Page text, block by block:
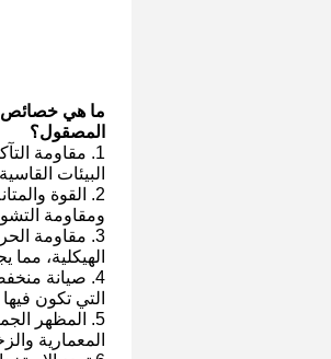
المصقول؟
1. مقاومة
البيئات
2. القوة
ومقاومة
3. مقاومة
الهيكلية،
4. صيانة
التي تكون
5. المظهر
المعمارية